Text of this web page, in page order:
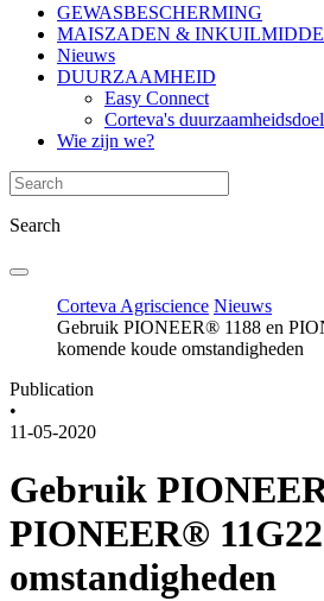
GEWASBESCHERMING
MAISZADEN &
Nieuws
DUURZAAMHEID
Easy Connect
Corteva's
Wie zijn we?
Search
Corteva Agriscience Nieuws
Gebruik PIONEER® 1188 en
komende koude omstandigheden
Publication
•
11-05-2020
Gebruik
PIONEER®
omstandigheden